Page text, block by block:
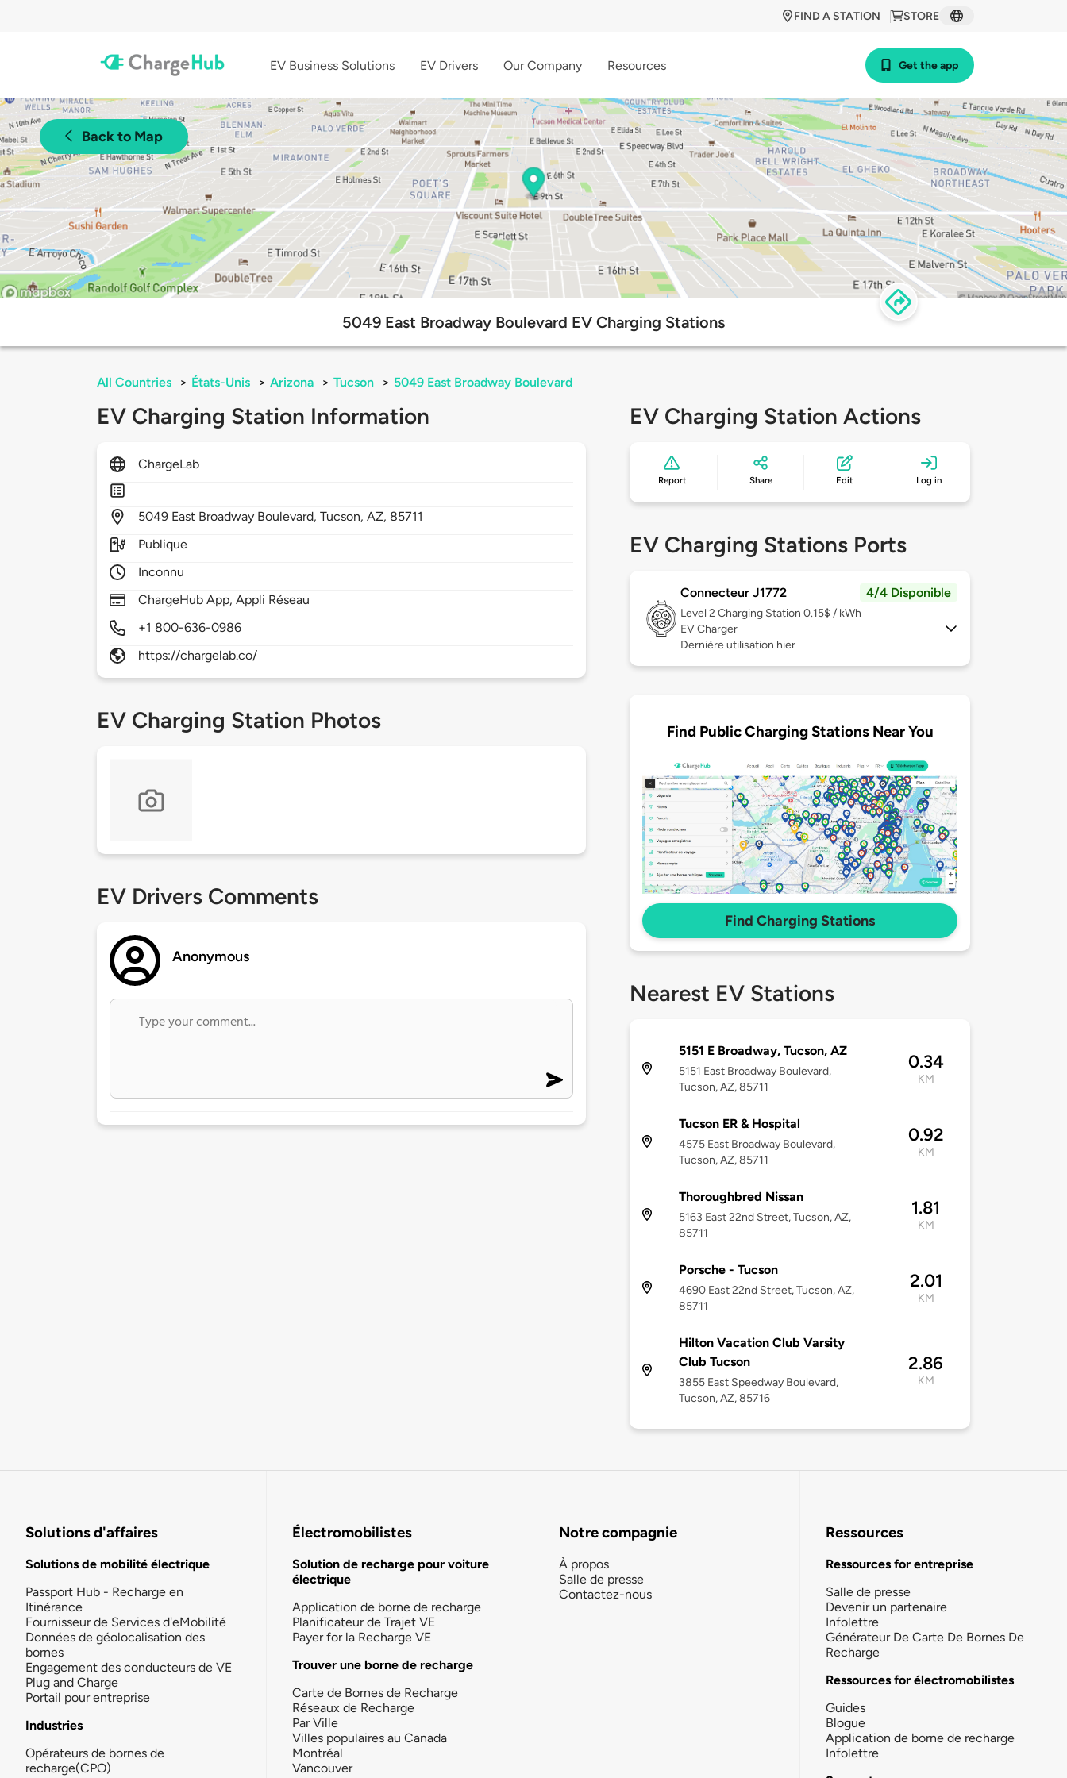
STORE
FIND A STATION
EV Business Solutions EV Drivers Our Company Resources Get the app
Back to Map
5049 East Broadway Boulevard EV Charging Stations
All Countries > États-Unis > Arizona > Tucson > 5049 East Broadway Boulevard
EV Charging Station Information
ChargeLab
5049 East Broadway Boulevard,Tucson,AZ, 85711
Publique
Inconnu
ChargeHub App, Appli Réseau
+1 800-636-0986
https://chargelab.co/
EV Charging Station Photos
EV Drivers Comments
Anonymous
EV Charging Station Actions
Report Share Edit Log in
EV Charging Stations Ports
Connecteur J1772 4/4 Disponible
Level 2 Charging Station 0.15$ / kWh
EV Charger
Dernière utilisation hier
Find Public Charging Stations Near You
Find Charging Stations
Nearest EV Stations
5151 E Broadway, Tucson, AZ
5151 East Broadway Boulevard,
Tucson, AZ, 85711
0.34
KM
Tucson ER & Hospital
4575 East Broadway Boulevard,
Tucson, AZ, 85711
0.92
KM
Thoroughbred Nissan
5163 East 22nd Street, Tucson, AZ,
85711
1.81
KM
Porsche - Tucson
4690 East 22nd Street, Tucson, AZ,
85711
2.01
KM
Hilton Vacation Club Varsity
Club Tucson
3855 East Speedway Boulevard,
Tucson, AZ, 85716
2.86
KM
Solutions d'affaires
Solutions de mobilité électrique
Passport Hub - Recharge en
Itinérance
Fournisseur de Services d'eMobilité
Données de géolocalisation des
bornes
Engagement des conducteurs de VE
Plug and Charge
Portail pour entreprise
Industries
Opérateurs de bornes de
recharge(CPO)
Électromobilistes
Solution de recharge pour voiture
électrique
Application de borne de recharge
Planificateur de Trajet VE
Payer for la Recharge VE
Trouver une borne de recharge
Carte de Bornes de Recharge
Réseaux de Recharge
Par Ville
Villes populaires au Canada
Montréal
Vancouver
Notre compagnie
À propos
Salle de presse
Contactez-nous
Ressources
Ressources for entreprise
Salle de presse
Devenir un partenaire
Infolettre
Générateur De Carte De Bornes De
Recharge
Ressources for électromobilistes
Guides
Blogue
Application de borne de recharge
Infolettre